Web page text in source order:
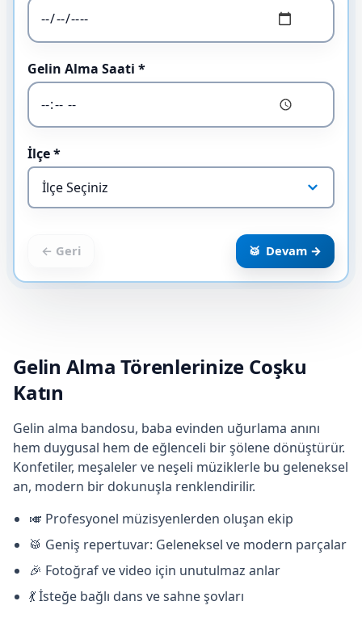
Gelin Alma Saati *
İlçe *
← Geri Devam →
Gelin Alma Törenlerinize Coşku
Katın
Gelin alma bandosu, baba evinden uğurlama anını
hem duygusal hem de eğlenceli bir şölene dönüştürür.
Konfetiler, meşaleler ve neşeli müziklerle bu geleneksel
an, modern bir dokunuşla renklendirilir.
🎺 Profesyonel müzisyenlerden oluşan ekip
🥁 Geniş repertuvar: Geleneksel ve modern parçalar
🎉 Fotoğraf ve video için unutulmaz anlar
💃 İsteğe bağlı dans ve sahne şovları